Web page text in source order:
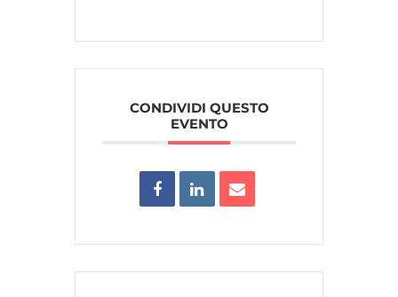
CONDIVIDI QUESTO
EVENTO